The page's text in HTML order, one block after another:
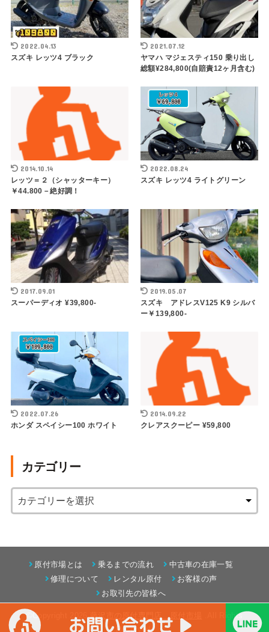
2022.04.13
スズキ レッツ4 ブラック
2021.07.12
ヤマハ マジェスティ150 乗り出し
総額¥284,800(自賠責12ヶ月含む)
2014.10.14
レッツ＝２（シャッターキー）
￥44.800－絶好調！
2022.08.24
スズキ レッツ4 ライトグリーン
2017.09.01
スーパーディオ ¥39,800-
2019.05.07
スズキ アドレスV125 K9 シルバ
ー￥139,800-
2022.07.26
ホンダ スペイシー100 ホワイト
2014.09.22
クレアスクーピー ¥59,800
カテゴリー
原付市場とは 乗るまでの流れ
中古車の在庫一覧
修理について
レンタル原付
お客様の声
お取引先の皆様へ
©Copyright 2026藤沢市の原付専門店 原付市場
.All Rights
Reserved.